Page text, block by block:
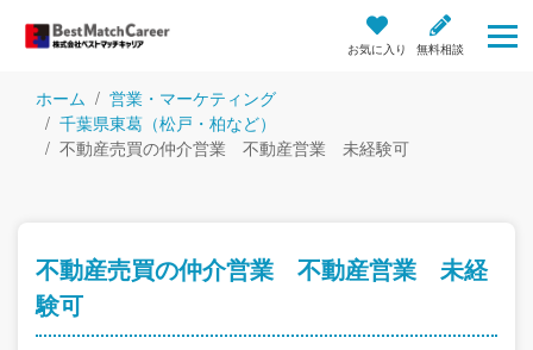
お気に入り 無料相談
ホーム
営業・マーケティング
千葉県東葛（松戸・柏など）
不動産売買の仲介営業 不動産営業 未経験可
不動産売買の仲介営業 不動産営業 未経
験可